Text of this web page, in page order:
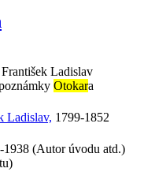
Ladislav
Otokara
Ladislav, 1799-1852
1938 (Autor úvodu atd.)